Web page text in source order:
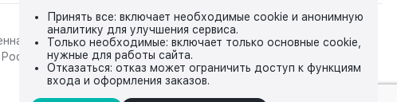
на нём, носит исключительно информационный характер и ни
Федерации.
Принять все: включает необходимые cookie и анонимную
аналитику для улучшения сервиса.
Только необходимые: включает только основные cookie,
нужные для работы сайта.
Отказаться: отказ может ограничить доступ к функциям
входа и оформления заказов.